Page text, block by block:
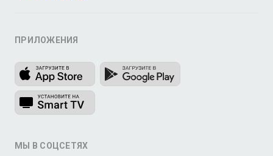
ПРИЛОЖЕНИЯ
МЫ В СОЦСЕТЯХ